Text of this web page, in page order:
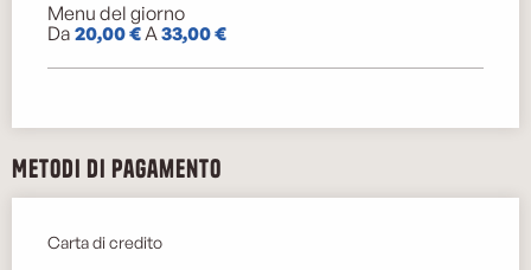
Menu del giorno
Da 20,00 € A 33,00 €
Metodi di pagamento
Carta di credito